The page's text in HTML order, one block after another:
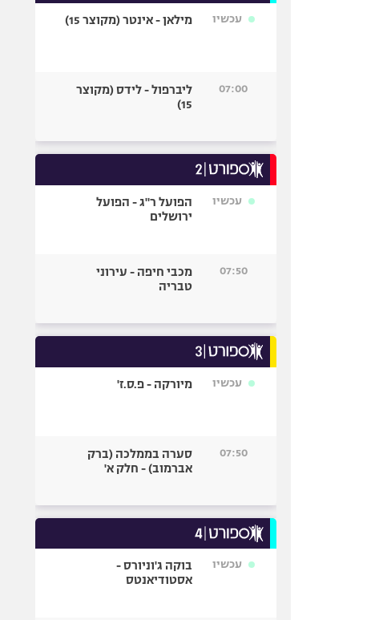
עכשיו מילאן - אינטר (מקוצר 15)
07:00
ליברפול - לידס (מקוצר
15)
עכשיו
הפועל ר"ג - הפועל
ירושלים
07:50
מכבי חיפה - עירוני
טבריה
עכשיו מיורקה - פ.ס.ז'
07:50
סערה בממלכה (ברק
אברמוב) - חלק א'
עכשיו
בוקה ג'וניורס -
אסטודיאנטס